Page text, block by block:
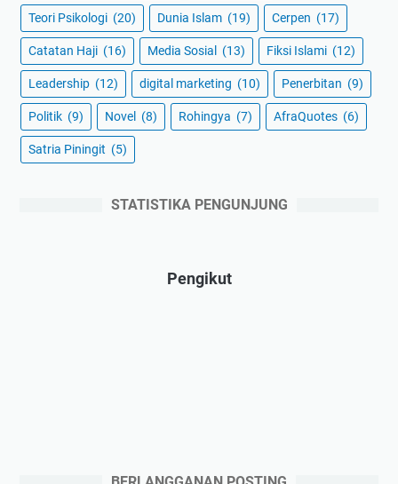
Teori Psikologi (20) Dunia Islam (19) Cerpen (17)
Catatan Haji (16) Media Sosial (13) Fiksi Islami (12)
Leadership (12) digital marketing (10) Penerbitan (9)
Politik (9) Novel (8) Rohingya (7) AfraQuotes (6)
Satria Piningit (5)
STATISTIKA PENGUNJUNG
Pengikut